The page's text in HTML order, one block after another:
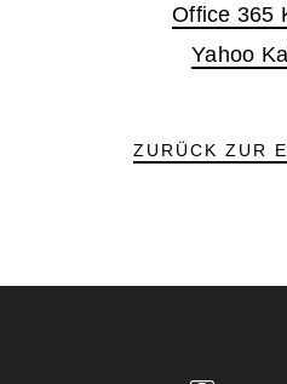
Office 365
Yahoo
ZURÜCK ZUR